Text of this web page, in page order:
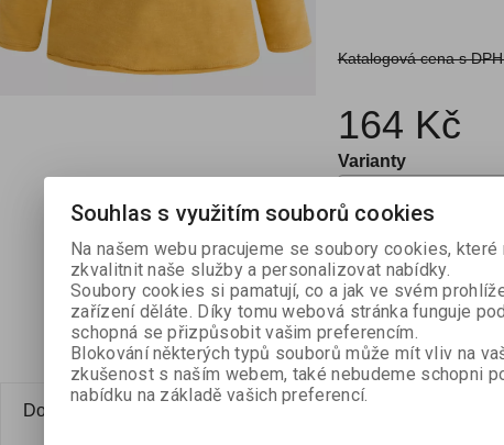
Katalogová cena s
164 Kč
Varianty


Skladem:1
Dotaz na výrobek Doporučit výrobek
Souhlas s využitím souborů cookies
Na našem webu pracujeme se soubory cookies, které
zkvalitnit naše služby a personalizovat nabídky.
Soubory cookies si pamatují, co a jak ve svém
zařízení děláte. Díky tomu webová stránka funguje
schopná se přizpůsobit vašim preferencím.
Blokování některých typů souborů může mít vliv na
zkušenost s naším webem, také nebudeme schopni
nabídku na základě vašich preferencí.